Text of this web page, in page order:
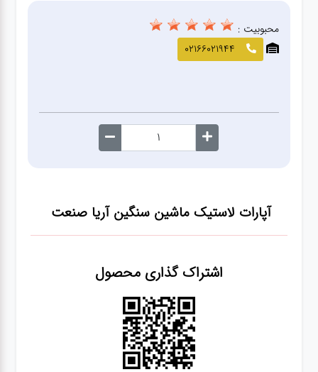
لوازم
معاینه
آپارات لاستیک ماشین سنگین آریا صنعت
اشتراک گذاری محصول
محبوبیت :
02166021944